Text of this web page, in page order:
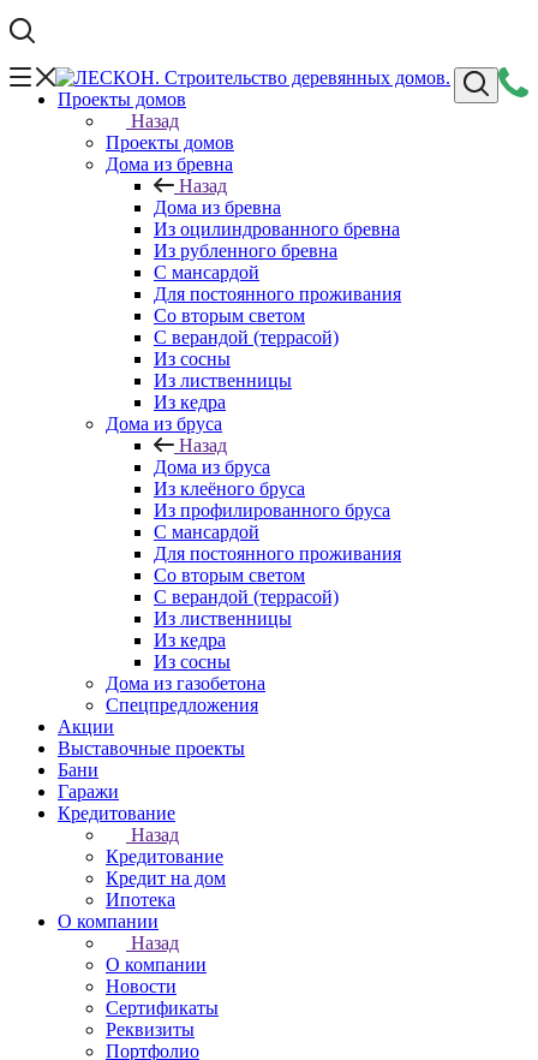
Проекты домов
Назад
Проекты домов
Дома из бревна
Назад
Дома из бревна
Из оцилиндрованного бревна
Из рубленного бревна
С мансардой
Для постоянного проживания
Со вторым светом
С верандой (террасой)
Из сосны
Из лиственницы
Из кедра
Дома из бруса
Назад
Дома из бруса
Из клеёного бруса
Из профилированного бруса
С мансардой
Для постоянного проживания
Со вторым светом
С верандой (террасой)
Из лиственницы
Из кедра
Из сосны
Дома из газобетона
Спецпредложения
Акции
Выставочные проекты
Бани
Гаражи
Кредитование
Назад
Кредитование
Кредит на дом
Ипотека
О компании
Назад
О компании
Новости
Сертификаты
Реквизиты
Портфолио